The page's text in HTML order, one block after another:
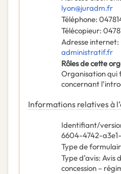
lyon@juradm.fr
Téléphone:
Télécopieur:
Adresse internet:
administratif.fr
Rôles de cette
Organisation qui
concernant
Informations relatives à
Identifiant/
6604-4742-
Type de
Type d’avis: Avis
concession –